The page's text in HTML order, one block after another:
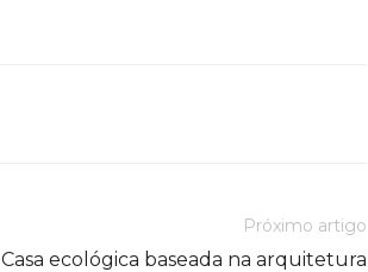
Próximo artigo
Casa ecológica baseada na arquitetura